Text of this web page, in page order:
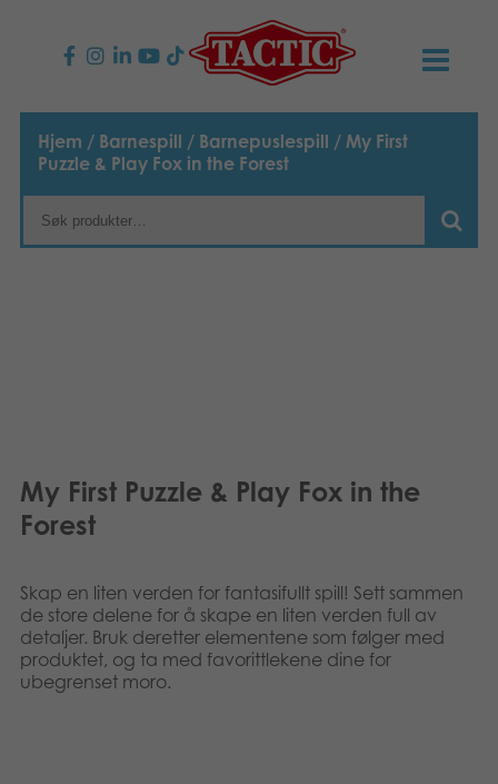
PRODUKTER
Barnespill
Familiespill
Bøker
Applikasjoner
Arkiverte produkter
TACTIC
Nederlands
Français
Hjem / Barnespill / Barnepuslespill / My First
Puzzle & Play Fox in the Forest
My First Puzzle & Play Fox in the
Forest
Skap en liten verden for fantasifullt spill! Sett sammen
de store delene for å skape en liten verden full av
detaljer. Bruk deretter elementene som følger med
produktet, og ta med favorittlekene dine for
ubegrenset moro.